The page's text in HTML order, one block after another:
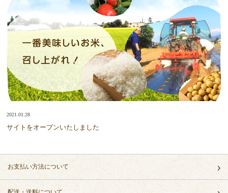
2021.01.28
サイトをオープンいたしました
お支払い方法について